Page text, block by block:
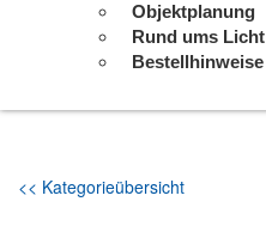
Objektplanung
Rund ums Licht
Bestellhinweise
<< Kategorieübersicht